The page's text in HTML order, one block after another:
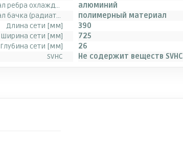
Материал ребра охлаждения
алюминий
Материал бачка (радиатор)
полимерный материал
Длина сети [мм]
390
Ширина сети [мм]
725
Глубина сети [мм]
26
SVHC
Не содержит веществ